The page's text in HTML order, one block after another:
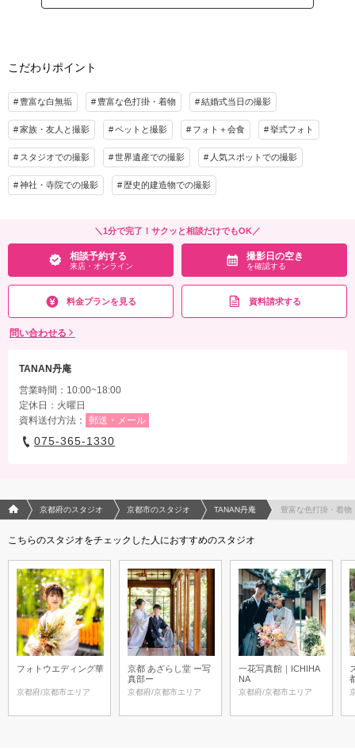
着付け
衣装追加 会食
家族と撮影 家族用衣装レンタル ペットと撮影
その他含むもの
ロケーション撮影の場合、施設料・移動費は別途費用となります。
こだわりポイント
豊富な白無垢 豊富な色打掛・着物 結婚式当日の撮影
家族・友人と撮影 ペットと撮影 フォト＋会食 挙式フォト
スタジオでの撮影 世界遺産での撮影 人気スポットでの撮影
神社・寺院での撮影 歴史的建造物での撮影
＼1分で完了！サクッと相談だけでもOK／
相談予約する
来店・オンライン
撮影日の空き
を確認する
料金プランを見る 資料請求する
問い合わせる
TANAN丹庵
営業時間：10:00~18:00
定休日：火曜日
資料送付方法：
郵送・メール
075-365-1330
フォトウエディング/結婚写真のPhotorait ホーム
京都府のスタジオ 京都市のスタジオ TANAN丹庵 豊富な色打掛・着物
こちらのスタジオをチェックした人におすすめのスタジオ
フォトウエディング華
京都府/京都市エリア
京都 あざらし堂 ー写
真部ー
京都府/京都市エリア
一花写真館｜ICHIHA
NA
京都府/京都市エリア